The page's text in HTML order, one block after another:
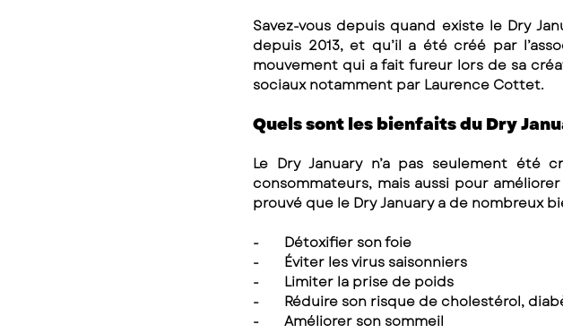
Savez-vous depuis quand existe le Dry
depuis 2013, et qu’il a été créé par
mouvement qui a fait fureur lors de sa
sociaux notamment par Laurence Cottet.
Quels sont les bienfaits du Dry
Le Dry January n’a pas seulement été
consommateurs, mais aussi pour
prouvé que le Dry January a de nombreux
-       Détoxifier son foie
-       Éviter les virus saisonniers
-       Limiter la prise de poids
-       Réduire son risque de cholestérol,
-       Améliorer son sommeil